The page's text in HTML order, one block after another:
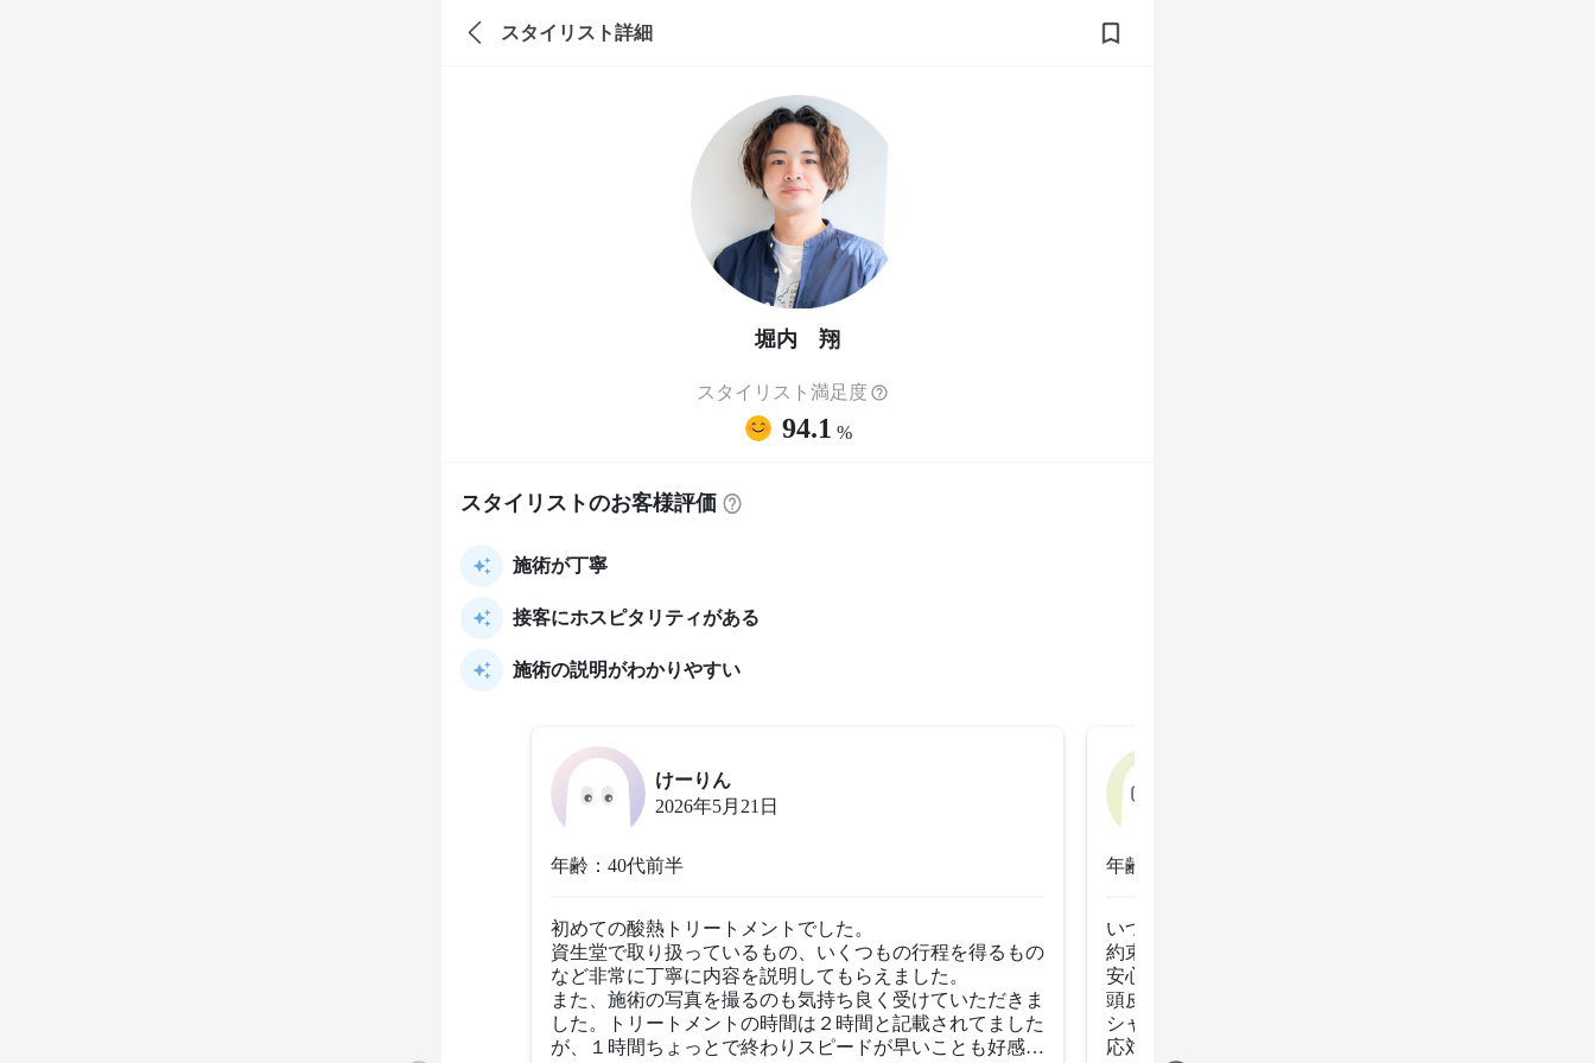
スタイリスト詳細
堀内 翔
スタイリスト満足度
94.1 %
スタイリストのお客様評価
施術が丁寧
接客にホスピタリティがある
施術の説明がわかりやすい
けーりん
2026年5月21日
年齢：40代前半
初めての酸熱トリートメントでした。
資生堂で取り扱っているもの、いくつもの行程を得るもの
など非常に丁寧に内容を説明してもらえました。
また、施術の写真を撮るのも気持ち良く受けていただきま
した。トリートメントの時間は２時間と記載されてました
が、１時間ちょっとで終わりスピードが早いことも好感で
年齢：50代前半
いつも素敵に仕上げてくださるので
約束や会食前（着替え前）などに
安心して予約させていただいております。
頭皮がかたい方だと思いますが、
シャンプーも気持ちよく
応対や施術も丁寧なので